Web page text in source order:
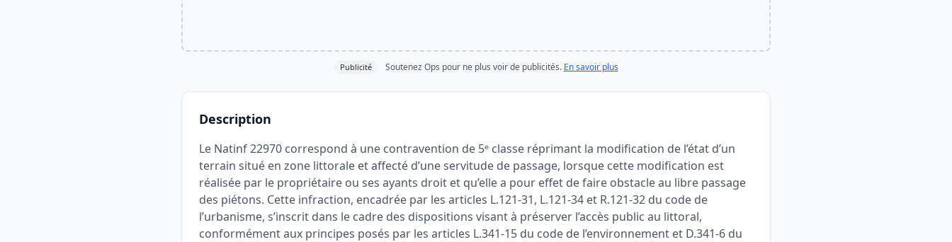
Publicité Soutenez Ops pour ne plus voir de publicités. En savoir plus
Description
Le Natinf 22970 correspond à une contravention de 5ᵉ classe réprimant la modification de l’état d’un
terrain situé en zone littorale et affecté d’une servitude de passage, lorsque cette modification est
réalisée par le propriétaire ou ses ayants droit et qu’elle a pour effet de faire obstacle au libre passage
des piétons. Cette infraction, encadrée par les articles L.121-31, L.121-34 et R.121-32 du code de
l’urbanisme, s’inscrit dans le cadre des dispositions visant à préserver l’accès public au littoral,
conformément aux principes posés par les articles L.341-15 du code de l’environnement et D.341-6 du